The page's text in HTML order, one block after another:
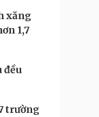
xăng
1,7
đều
trường